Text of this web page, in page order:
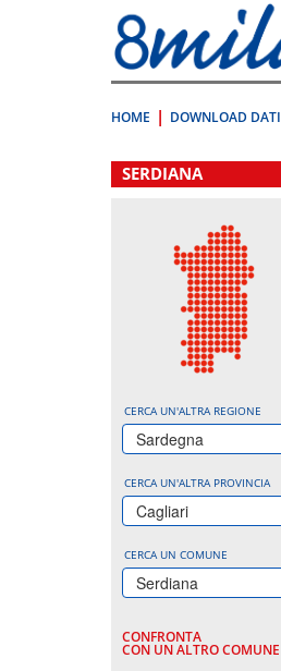
direttamente
a:
Contenuto
HOME DOWNLOAD DATI
.
SERDIANA
CERCA UN'ALTRA REGIONE
Sardegna
CERCA UN'ALTRA PROVINCIA
Cagliari
CERCA UN COMUNE
Serdiana
CONFRONTA
CON UN ALTRO COMUNE